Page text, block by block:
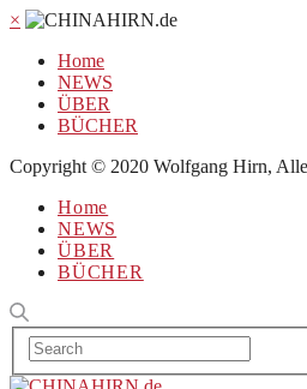
×
Home
NEWS
ÜBER
BÜCHER
Copyright © 2020 Wolfgang Hirn, Alle
Home
NEWS
ÜBER
BÜCHER